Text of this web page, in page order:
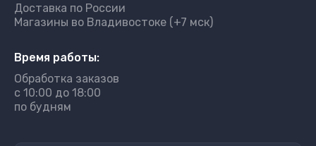
Доставка по России
Магазины во Владивостоке (+7 мск)
Время работы:
Обработка заказов
с 10:00 до 18:00
по будням